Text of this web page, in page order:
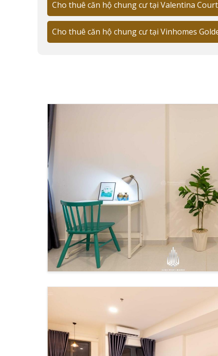
Trung cấp
70-100m²
Cao cấp
100-200m²
An ninh 24/7
Gần trung tâm thương mại
Cộng đồng quốc tế
Các khu vực cho thuê căn hộ hot nhất
Khu Bến Nghé - The Marq:
Giá thuê: 35-111tr/tháng
Diện tích: 50-125m²
Nội thất: Cao cấp
View: Sông Sài Gòn, Bitexco
Tiện ích: Hồ bơi tầng thượng, sky bar
Khu Ba Son - Vinhomes Golden River:
Giá thuê: 18-60tr/tháng
Diện tích: 45-110m²
Nội thất: Full nội thất
Cho thuê căn hộ chung cư tại Valentina Court
Cho thuê căn hộ chung cư tại Vinhomes